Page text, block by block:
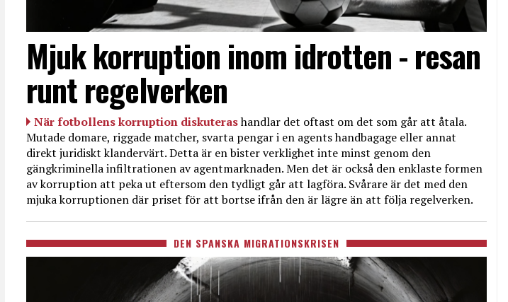
Mjuk korruption inom idrotten - resan
runt regelverken
När fotbollens korruption diskuterashandlar det oftast om det som går att åtala.
Mutade domare, riggade matcher, svarta pengar i en agents handbagage eller annat
direkt juridiskt klandervärt. Detta är en bister verklighet inte minst genom den
gängkriminella infiltrationen av agentmarknaden. Men det är också den enklaste formen
av korruption att peka ut eftersom den tydligt går att lagföra. Svårare är det med den
mjuka korruptionen där priset för att bortse ifrån den är lägre än att följa regelverken.
DEN SPANSKA MIGRATIONSKRISEN